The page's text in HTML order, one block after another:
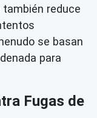
reduce
se basan
para
Fugas de